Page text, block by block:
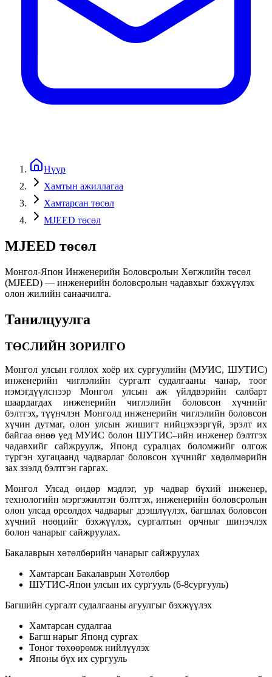
Нүүр
Хамтын ажиллагаа
Хамтарсан төсөл
MJEED төсөл
MJEED төсөл
Монгол-Япон Инженерийн Боловсролын Хөгжлийн төсөл
(MJEED) — инженерийн боловсролын чадавхыг бэхжүүлэх
олон жилийн санаачилга.
Танилцуулга
ТӨСЛИЙН ЗОРИЛГО
Монгол улсын голлох хоёр их сургуулийн (МУИС, ШУТИС)
инженерийн чиглэлийн сургалт судалгааны чанар, тоог
нэмэгдүүлснээр Монгол улсын аж үйлдвэрийн салбарт
шаардагдах инженерийн чиглэлийн боловсон хүчнийг
бэлтгэх, түүнчлэн Монголд инженерийн чиглэлийн боловсон
хүчин дутмаг, олон улсын жишигт нийцэхээргүй, эрэлт их
байгаа өнөө үед МУИС болон ШУТИС–ийн инженер бэлтгэх
чадавхийг сайжруулж, Японд суралцах боломжийг олгож
түргэн хугацаанд чадварлаг боловсон хүчнийг хөдөлмөрийн
зах зээлд бэлтгэн гаргах.
Монгол Улсад өндөр мэдлэг, ур чадвар бүхий инженер,
технологийн мэргэжилтэн бэлтгэх, инженерийн боловсролын
олон улсад өрсөлдөх чадварыг дээшлүүлэх, багшлах боловсон
хүчний нөөцийг бэхжүүлэх, сургалтын орчныг шинэчлэх
болон чанарыг сайжруулах.
Бакалаврын хөтөлбөрийн чанарыг сайжруулах
Хамтарсан Бакалаврын Хөтөлбөр
ШУТИС-Япон улсын их сургууль (6-8сургууль)
Багшийн сургалт судалгааны агуулгыг бэхжүүлэх
Хамтарсан судалгаа
Багш нарыг Японд сургах
Тоног төхөөрөмж нийлүүлэх
Японы бүх их сургууль